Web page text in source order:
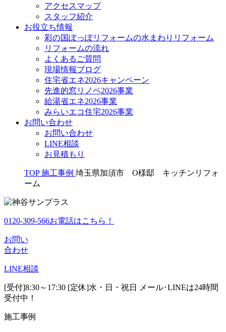
アクセスマップ
スタッフ紹介
お役立ち情報
彩の国ぽっぽリフォームの水まわりリフォーム
リフォームの流れ
よくあるご質問
現場情報ブログ
住宅省エネ2026キャンペーン
先進的窓リノベ2026事業
給湯省エネ2026事業
みらいエコ住宅2026事業
お問い合わせ
お問い合わせ
LINE相談
お見積もり
TOP 施工事例 埼玉県加須市 O様邸 キッチンリフォ
ーム
0120-309-566お電話はこちら！
お問い
合わせ
LINE相談
[受付]8:30～17:30 [定休]水・日・祝日
メール･LINEは24時間
受付中！
施工事例